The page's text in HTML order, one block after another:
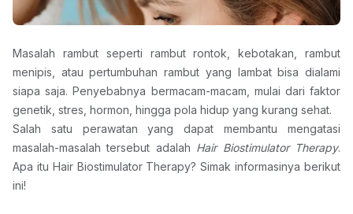
Masalah rambut seperti rambut rontok, kebotakan, rambut
menipis, atau pertumbuhan rambut yang lambat bisa dialami
siapa saja. Penyebabnya bermacam-macam, mulai dari faktor
genetik, stres, hormon, hingga pola hidup yang kurang sehat.
Salah satu perawatan yang dapat membantu mengatasi
masalah-masalah tersebut adalah Hair Biostimulator Therapy.
Apa itu Hair Biostimulator Therapy? Simak informasinya berikut
ini!